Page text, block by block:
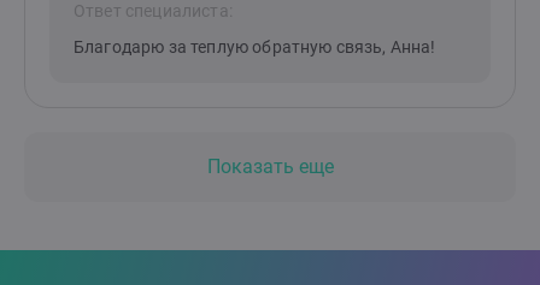
Ответ специалиста:
Благодарю за теплую обратную связь, Анна!
Показать еще